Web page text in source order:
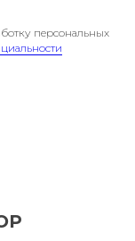
персональных